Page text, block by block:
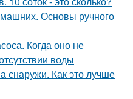
Основы ручного
Когда оно не
воды
снаружи. Как это лучше